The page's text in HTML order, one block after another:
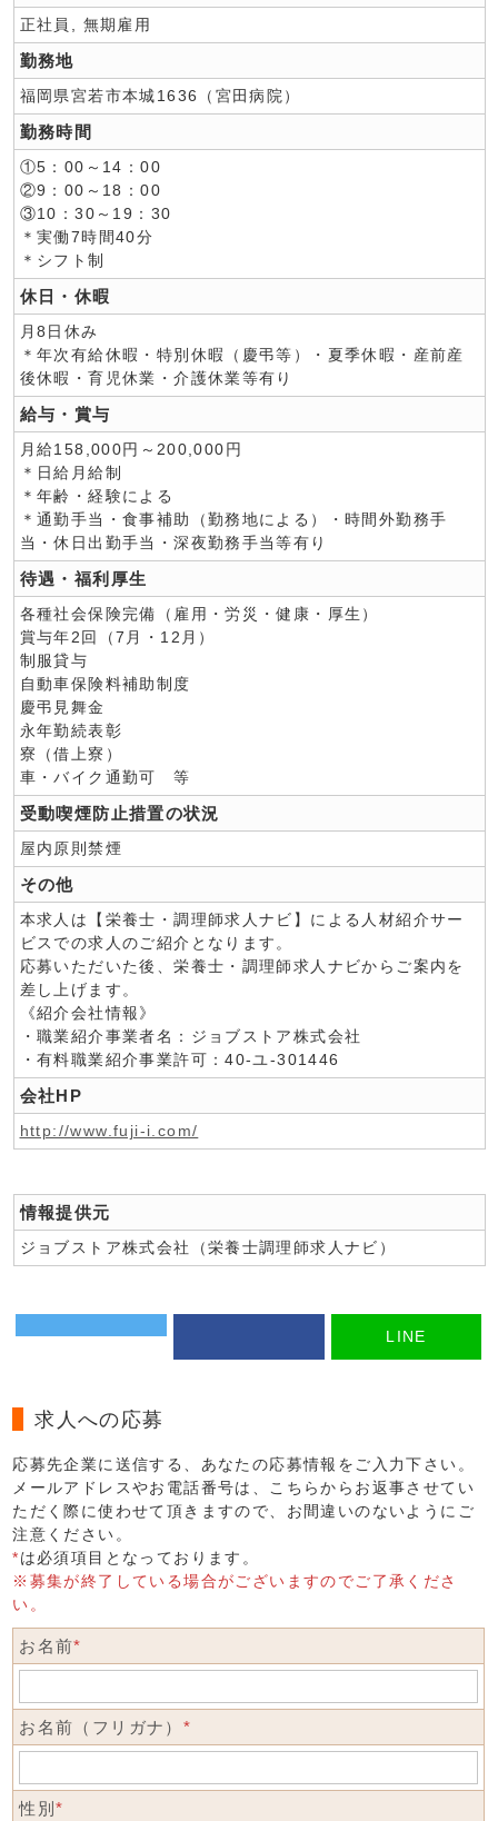
正社員, 無期雇用
勤務地
福岡県宮若市本城1636（宮田病院）
勤務時間
①5：00～14：00
②9：00～18：00
③10：30～19：30
＊実働7時間40分
＊シフト制
休日・休暇
月8日休み
＊年次有給休暇・特別休暇（慶弔等）・夏季休暇・産前産
後休暇・育児休業・介護休業等有り
給与・賞与
月給158,000円～200,000円
＊日給月給制
＊年齢・経験による
＊通勤手当・食事補助（勤務地による）・時間外勤務手
当・休日出勤手当・深夜勤務手当等有り
待遇・福利厚生
各種社会保険完備（雇用・労災・健康・厚生）
賞与年2回（7月・12月）
制服貸与
自動車保険料補助制度
慶弔見舞金
永年勤続表彰
寮（借上寮）
車・バイク通勤可 等
受動喫煙防止措置の状況
屋内原則禁煙
その他
本求人は【栄養士・調理師求人ナビ】による人材紹介サー
ビスでの求人のご紹介となります。
応募いただいた後、栄養士・調理師求人ナビからご案内を
差し上げます。
《紹介会社情報》
・職業紹介事業者名：ジョブストア株式会社
・有料職業紹介事業許可：40-ユ-301446
会社HP
http://www.fuji-i.com/
情報提供元
ジョブストア株式会社（栄養士調理師求人ナビ）
LINE
求人への応募
応募先企業に送信する、あなたの応募情報をご入力下さい。
メールアドレスやお電話番号は、こちらからお返事させてい
ただく際に使わせて頂きますので、お間違いのないようにご
注意ください。
*は必須項目となっております。
※募集が終了している場合がございますのでご了承くださ
い。
お名前*
お名前（フリガナ） *
性別*